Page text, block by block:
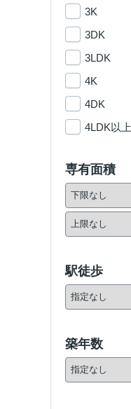
3K
3DK
3LDK
4K
4DK
4LDK以上
専有面積
駅徒歩
築年数